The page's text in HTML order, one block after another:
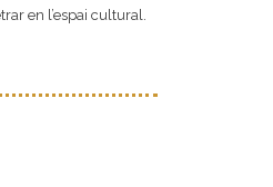
en l’espai cultural.